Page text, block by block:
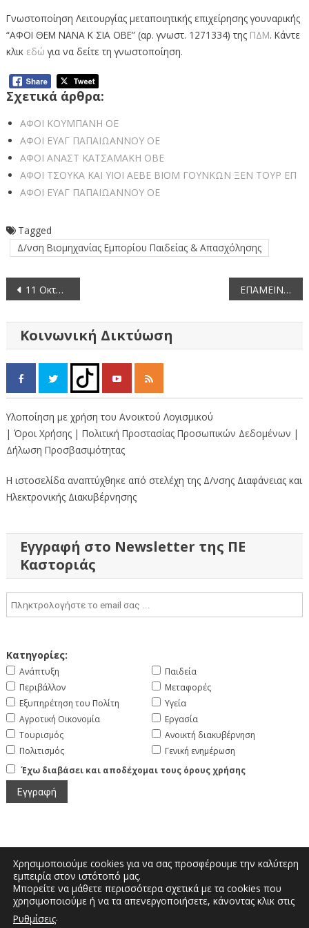
Γνωστοποίηση Λειτουργίας μεταποιητικής επιχείρησης γουναρικής
“ΑΦΟΙ ΘΕΜ ΝΑΝΑ Κ ΣΙΑ ΟΒΕ” (αρ. γνωστ. 1271334) της ΠΔΜ. Κάντε
κλικεδώ για να δείτε τη γνωστοποίηση.
Σχετικά άρθρα:
ΑΦΟΙ ΚΟΥΜΠΑΝΗ ΟΕ
ΑΦΟΙ ΕΥΑΓ ΠΑΠΑΙΩΑΝΝΟΥ ΟΕ
ΑΦΟΙ ΑΝΑΣΤ ΚΑΤΣΑΜΑΚΗ ΟΒΕ
ΑΦΟΙ ΤΣΟΥΚΑ ΚΑΙ ΥΙΟΙ ΑΕΒΕ ΒΙΟΜ ΓΟΥΝΚΩΝ ΞΕΝ ΤΟΥΡ ΕΠ
ΑΦΟΙ ΕΥΑΓ ΠΑΠΑΙΩΑΝΝΟΥ ΟΕ
Tagged
Δ/νση Βιομηχανίας Εμπορίου Παιδείας & Απασχόλησης
Πλοήγηση
11 Οκτωβρίου, Άργος Ορεστικό Μουσικοθεατρικό Ιστορικό Δρώμενο με τίτλο: “Ο Ύμνος του Παλικαριού” ΕΠΑΜΕΙΝΩΝΔΑΣ ΠΑΝΑΤΣΑΣ
Κοινωνική Δικτύωση
Υλοποίηση με χρήση του Ανοικτού Λογισμικού
| Όροι Χρήσης | Πολιτική Προστασίας Προσωπικών Δεδομένων |
Δήλωση Προσβασιμότητας
Η ιστοσελίδα αναπτύχθηκε από στελέχη της Δ/νσης Διαφάνειας και
Ηλεκτρονικής Διακυβέρνησης
Εγγραφή στο Newsletter της ΠΕ
Καστοριάς
Κατηγορίες:
Ανάπτυξη
Περιβάλλον
Εξυπηρέτηση του Πολίτη
Αγροτική Οικονομία
Τουρισμός
Πολιτισμός
Παιδεία
Μεταφορές
Υγεία
Εργασία
Ανοικτή διακυβέρνηση
Γενική ενημέρωση
Έχω διαβάσει και αποδέχομαι τους όρους χρήσης
Μεγάλου Αλεξάνδρου και Διοικητηρίου |
Τηλέφωνο: 2467350200 | Email:
Χρησιμοποιούμε cookies για να σας προσφέρουμε την καλύτερη
εμπειρία στον ιστότοπό μας.
Μπορείτε να μάθετε περισσότερα σχετικά με τα cookies που
χρησιμοποιούμε ή να τα απενεργοποιήσετε, κάνοντας κλικ στις
Ρυθμίσεις.